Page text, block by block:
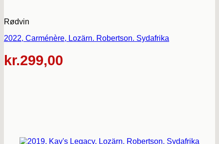
Rødvin
2022, Carménère, Lozärn. Robertson. Sydafrika
kr.299,00